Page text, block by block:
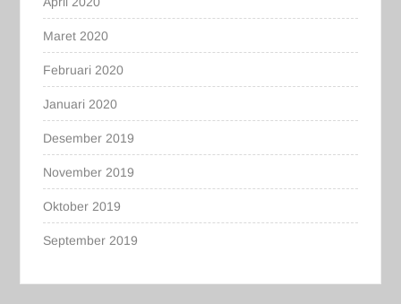
Maret 2020
Februari 2020
Januari 2020
Desember 2019
November 2019
Oktober 2019
September 2019